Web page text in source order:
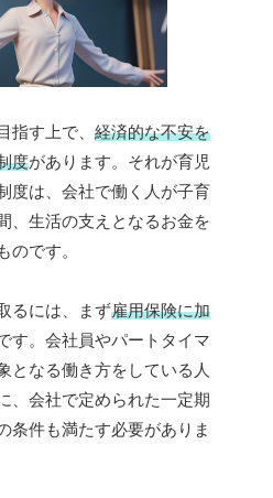
指す上で、 経済的な不安を
度があります。それが育児
度は、会社で働く人が子育
、生活の支えとなるお金を
のです。
るには、まず雇用保険に加
す。会社員やパートタイマ
となる働き方をしている人
、会社で定められた一定期
条件も満たす必要がありま